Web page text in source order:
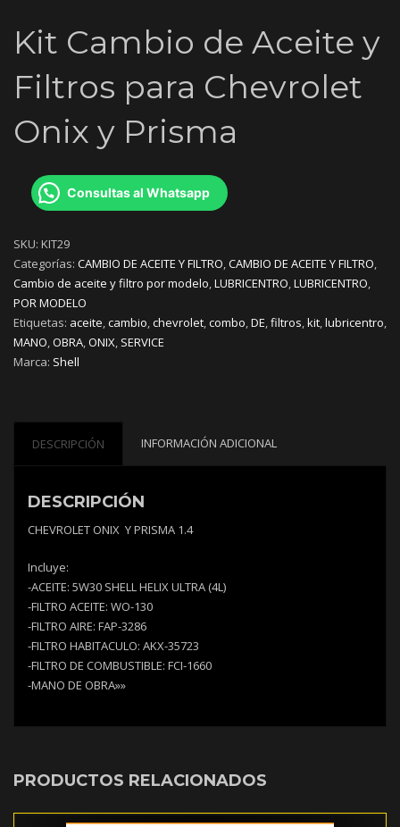
Kit Cambio de Aceite y
Filtros para Chevrolet
Onix y Prisma
Consultas al Whatsapp
SKU: KIT29
Categorías: CAMBIO DE ACEITE Y FILTRO,CAMBIO DE ACEITE Y FILTRO,
Cambio de aceite y filtro por modelo,LUBRICENTRO,LUBRICENTRO,
POR MODELO
Etiquetas: aceite,cambio,chevrolet,combo,DE,filtros,kit,lubricentro,
MANO,OBRA,ONIX, SERVICE
Marca: Shell
DESCRIPCIÓN INFORMACIÓN ADICIONAL
DESCRIPCIÓN
CHEVROLET ONIX Y PRISMA 1.4
Incluye:
-ACEITE: 5W30 SHELL HELIX ULTRA (4L)
-FILTRO ACEITE: WO-130
-FILTRO AIRE: FAP-3286
-FILTRO HABITACULO: AKX-35723
-FILTRO DE COMBUSTIBLE: FCI-1660
-MANO DE OBRA»»
PRODUCTOS RELACIONADOS